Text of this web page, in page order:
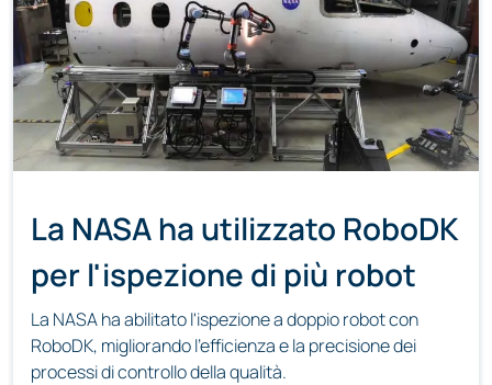
La NASA ha utilizzato RoboDK
per l'ispezione di più robot
La NASA ha abilitato l'ispezione a doppio robot con
RoboDK, migliorando l'efficienza e la precisione dei
processi di controllo della qualità.